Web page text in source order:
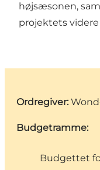
højsæsonen,
projektets
Ordregiver:
Budgetramme:
Budgettet